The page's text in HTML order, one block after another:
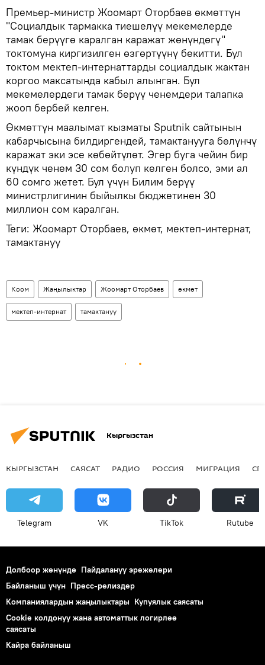
Премьер-министр Жоомарт Оторбаев өкмөттүн
"Социалдык тармакка тиешелүү мекемелерде
тамак берүүгө каралган каражат жөнүндөгү"
токтомуна киргизилген өзгөртүүнү бекитти. Бул
токтом мектеп-интернаттарды социалдык жактан
коргоо максатында кабыл алынган. Бул
мекемелердеги тамак берүү ченемдери талапка
жооп бербей келген.
Өкмөттүн маалымат кызматы Sputnik сайтынын
кабарчысына билдиргендей, тамактанууга бөлүнчү
каражат эки эсе көбөйтүлөт. Эгер буга чейин бир
күндүк ченем 30 сом болуп келген болсо, эми ал
60 сомго жетет. Бул үчүн Билим берүү
министрлигинин быйылкы бюджетинен 30
миллион сом каралган.
Теги: Жоомарт Оторбаев, өкмөт, мектеп-интернат,
тамактануу
Коом Жаңылыктар Жоомарт Оторбаев өкмөт
мектеп-интернат тамактануу
Кыргызстан
КЫРГЫЗСТАН САЯСАТ РАДИО РОССИЯ МИГРАЦИЯ
Telegram VK ТikТоk Rutube
Долбоор жөнүндө Пайдалануу эрежелери
Байланыш үчүн Пресс-релиздер
Компаниялардын жаңылыктары Купуялык саясаты
Cookie колдонуу жана автоматтык логирлөө
саясаты
Кайра байланыш